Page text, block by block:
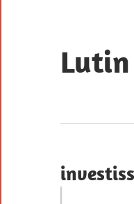
content